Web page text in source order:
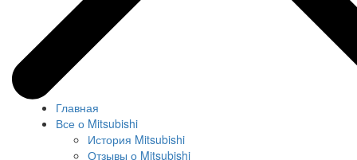
Главная
Все о Mitsubishi
История Mitsubishi
Отзывы о Mitsubishi